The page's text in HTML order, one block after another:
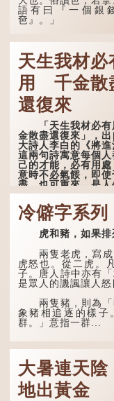
能詳，但它其實還有
——「不到黃河心不
語有曰『一個銀
夿』。」
數量之大了。「大夿
蚊」，就是說十萬元
大數目了。
不過，「夿」字
作「巴（bā）」
「大夿夿」理應讀成
巴」。問題是，若
音，...
天生我材必
用 千金散
還復來
「天生我材必有
金散盡還復來」，出
大詩人李白的《將進
這兩句詩寓意每個人
己的才能，必有用處
意時不必氣餒，即使
盡，也可重來，是人
時激勵向上的名句。
原詩寫道：「人
須盡歡，莫使金樽
天生我材必有用，
會須一飲三百杯。」
說：上天給了我才
有用到的地方；即
去，也終會重新得到
李白作此詩時，
天寶十一年。當時他
玄宗賜金放還約八年
分詩作顯露出懷才...
冷僻字系列
虎和豬，如果排
兩隻老虎，寫成
虎怒也。從二虎。
子。唐人詩中亦有
是眾人的譏諷讓
兩隻豬，則為「
象豬相追逐的樣子
群。」意指一群...
大暑連天陰
地出黃金